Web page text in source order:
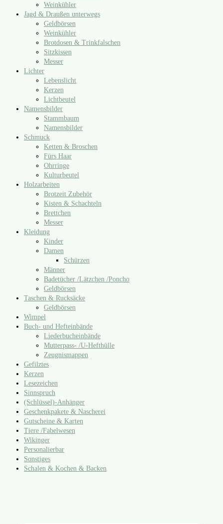
Weinkühler
Jagd & Draußen unterwegs
Geldbörsen
Weinkühler
Brotdosen & Trinkfalschen
Sitzkissen
Messer
Lichter
Lebenslicht
Kerzen
Lichtbeutel
Namensbilder
Stammbaum
Namensbilder
Schmuck
Ketten & Broschen
Fürs Haar
Ohrringe
Kulturbeutel
Holzarbeiten
Brotzeit Zubehör
Kisten & Schachteln
Brettchen
Messer
Kleidung
Kinder
Damen
Schürzen
Männer
Badetücher /​Lätzchen /​Poncho
Geldbörsen
Taschen & Rucksäcke
Geldbörsen
Wimpel
Buch- und Hefteinbände
Liederbucheinbände
Mutterpass- /​U‑Hefthülle
Zeugnismappen
Gefilztes
Kerzen
Lesezeichen
Sinnspruch
(Schlüssel)-Anhänger
Geschenkpakete & Nascherei
Gutscheine & Karten
Tiere /​Fabelwesen
Wikinger
Personalierbar
Sonstiges
Schalen & Kochen & Backen